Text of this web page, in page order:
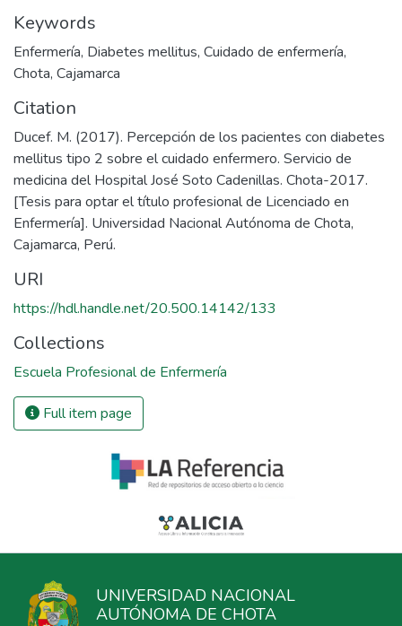
Keywords
Enfermería, Diabetes mellitus, Cuidado de enfermería,
Chota, Cajamarca
Citation
Ducef. M. (2017). Percepción de los pacientes con diabetes
mellitus tipo 2 sobre el cuidado enfermero. Servicio de
medicina del Hospital José Soto Cadenillas. Chota-2017.
[Tesis para optar el título profesional de Licenciado en
Enfermería]. Universidad Nacional Autónoma de Chota,
Cajamarca, Perú.
URI
https://hdl.handle.net/20.500.14142/133
Collections
Escuela Profesional de Enfermería
Full item page
UNIVERSIDAD NACIONAL
AUTÓNOMA DE CHOTA